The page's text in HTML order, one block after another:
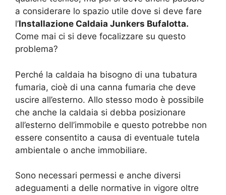
a considerare lo spazio utile dove si deve fare
l’Installazione Caldaia Junkers Bufalotta.
Come mai ci si deve focalizzare su questo
problema?
Perché la caldaia ha bisogno di una tubatura
fumaria, cioè di una canna fumaria che deve
uscire all’esterno. Allo stesso modo è possibile
che anche la caldaia si debba posizionare
all’esterno dell’immobile e questo potrebbe non
essere consentito a causa di eventuale tutela
ambientale o anche immobiliare.
Sono necessari permessi e anche diversi
adeguamenti a delle normative in vigore oltre